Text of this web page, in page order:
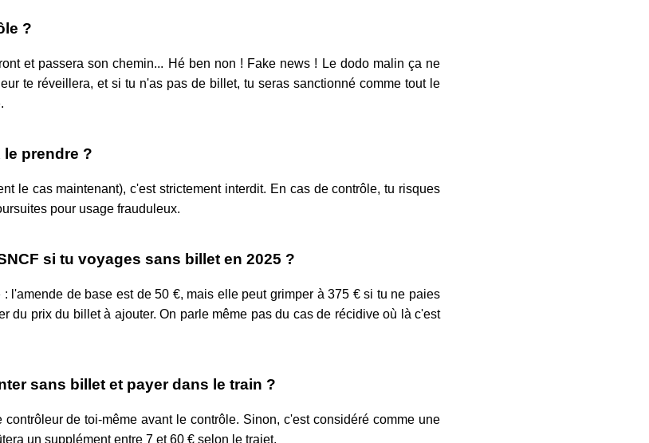
?
et passera son chemin... Hé ben non ! Fake news ! Le dodo malin ça ne
te réveillera, et si tu n'as pas de billet, tu seras sanctionné comme tout le
prendre ?
le cas maintenant), c'est strictement interdit. En cas de contrôle, tu risques
pour usage frauduleux.
si tu voyages sans billet en 2025 ?
l'amende de base est de 50 €, mais elle peut grimper à 375 € si tu ne paies
du prix du billet à ajouter. On parle même pas du cas de récidive où là c'est
sans billet et payer dans le train ?
de toi-même avant le contrôle. Sinon, c'est considéré comme une
un supplément entre 7 et 60 € selon le trajet.